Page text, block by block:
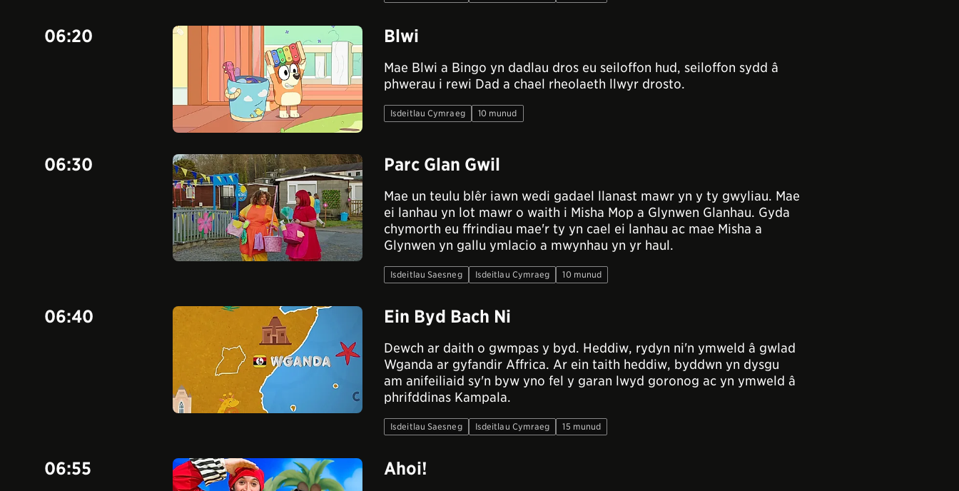
06:20 Blwi
Mae Blwi a Bingo yn dadlau dros eu seiloffon hud, seiloffon sydd â
phwerau i rewi Dad a chael rheolaeth llwyr drosto.
Isdeitlau Cymraeg 10 munud
06:30 Parc Glan Gwil
Mae un teulu blêr iawn wedi gadael llanast mawr yn y ty gwyliau. Mae
ei lanhau yn lot mawr o waith i Misha Mop a Glynwen Glanhau. Gyda
chymorth eu ffrindiau mae'r ty yn cael ei lanhau ac mae Misha a
Glynwen yn gallu ymlacio a mwynhau yn yr haul.
Isdeitlau Saesneg Isdeitlau Cymraeg 10 munud
06:40 Ein Byd Bach Ni
Dewch ar daith o gwmpas y byd. Heddiw, rydyn ni'n ymweld â gwlad
Wganda ar gyfandir Affrica. Ar ein taith heddiw, byddwn yn dysgu
am anifeiliaid sy'n byw yno fel y garan lwyd goronog ac yn ymweld â
phrifddinas Kampala.
Isdeitlau Saesneg Isdeitlau Cymraeg 15 munud
06:55 Ahoi!